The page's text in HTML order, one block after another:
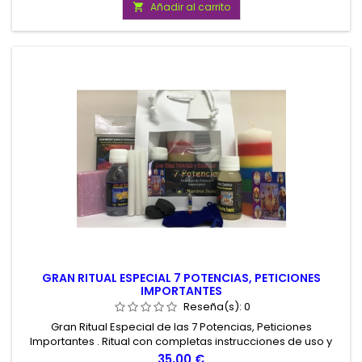
 Añadir al carrito
GRAN RITUAL ESPECIAL 7 POTENCIAS, PETICIONES
IMPORTANTES
Reseña(s): 0
Gran Ritual Especial de las 7 Potencias, Peticiones
Importantes . Ritual con completas instrucciones de uso y
todos los elementos necesarios para su realización. Gran
Precio